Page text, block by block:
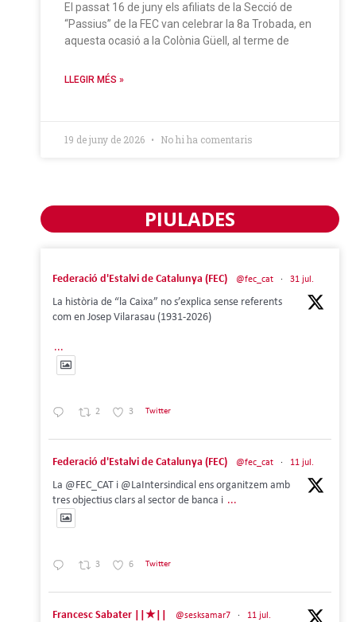
El passat 16 de juny els afiliats de la Secció de
“Passius” de la FEC van celebrar la 8a Trobada, en
aquesta ocasió a la Colònia Güell, al terme de
LLEGIR MÉS »
19 de juny de 2026 No hi ha comentaris
PIULADES
Federació d'Estalvi de Catalunya (FEC) @fec_cat · 31 jul.
La història de “la Caixa” no s’explica sense referents
com en Josep Vilarasau (1931-2026)
...
2 3 Twitter
Federació d'Estalvi de Catalunya (FEC) @fec_cat · 11 jul.
La @FEC_CAT i @LaIntersindical ens organitzem amb
tres objectius clars al sector de banca i ...
3 6 Twitter
Francesc Sabater ||★|| @sesksamar7 · 11 jul.